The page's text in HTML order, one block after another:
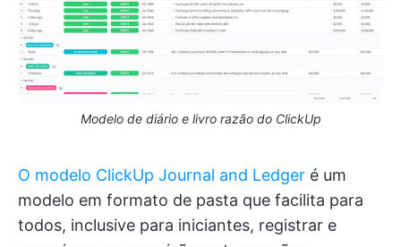
Modelo de diário e livro razão do ClickUp
O modelo ClickUp Journal and Ledger é um
modelo em formato de pasta que facilita para
todos, inclusive para iniciantes, registrar e